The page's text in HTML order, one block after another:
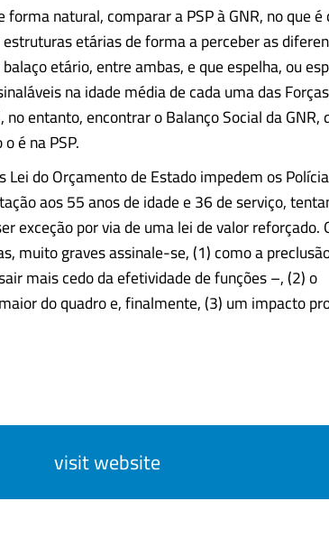
natural, comparar a PSP à GNR, no que
etárias de forma a perceber as
etário, entre ambas, e que espelha, ou
na idade média de cada uma das
entanto, encontrar o Balanço Social da GNR,
é na PSP.
Lei do Orçamento de Estado impedem os
aos 55 anos de idade e 36 de serviço,
exceção por via de uma lei de valor reforçado.
muito graves assinale-se, (1) como a
mais cedo da efetividade de funções –, (2) o
do quadro e, finalmente, (3) um impacto
visit website